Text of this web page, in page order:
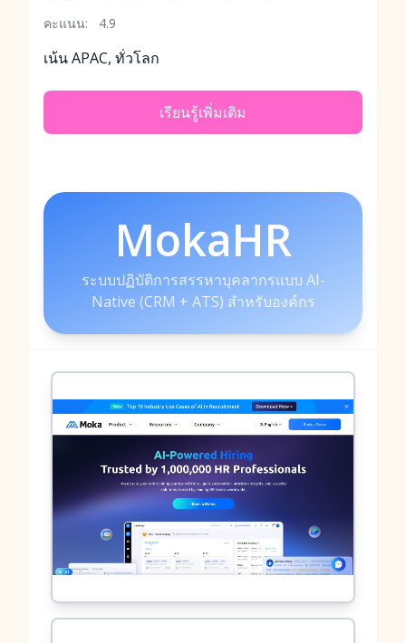
คะแนน:
4.9
เน้น APAC, ทั่วโลก
เรียนรู้เพิ่มเติม
MokaHR
ระบบปฏิบัติการสรรหาบุคลากรแบบ AI-
Native (CRM + ATS) สำหรับองค์กร